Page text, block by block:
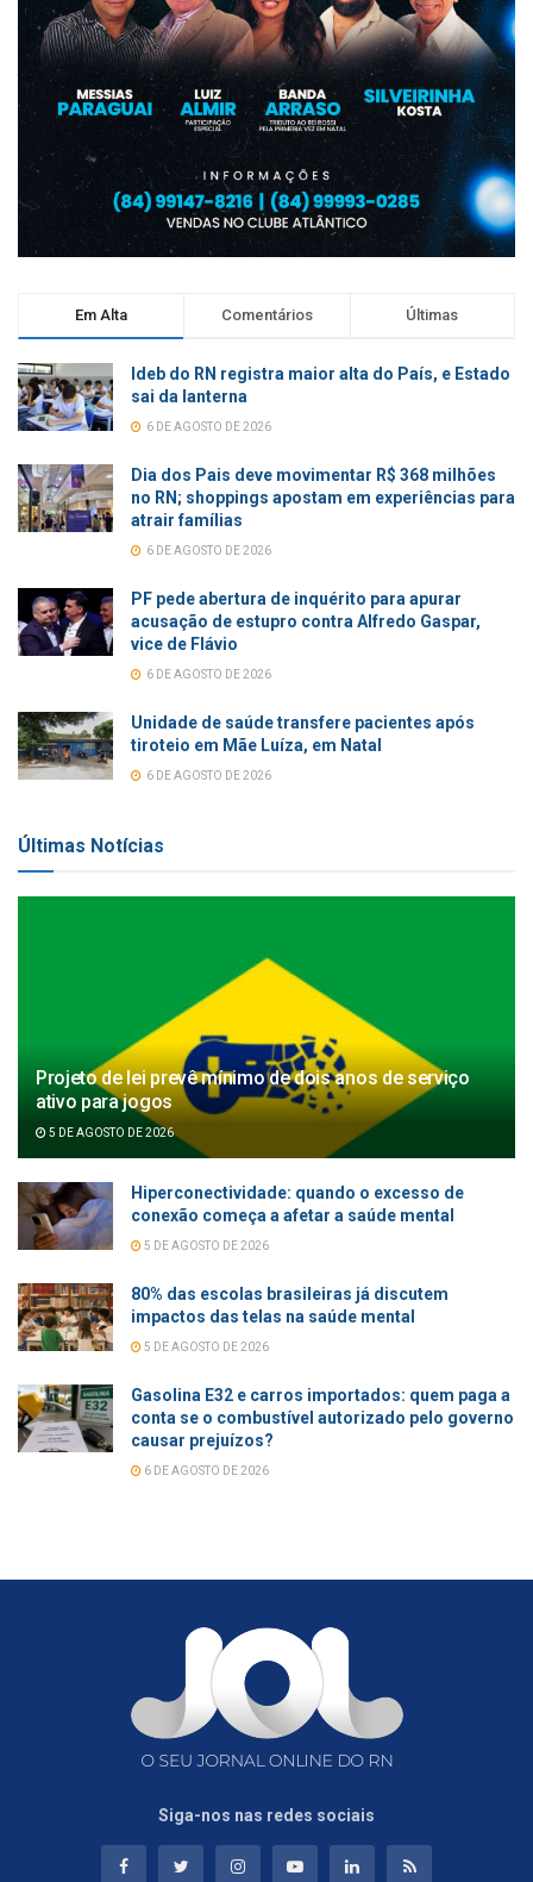
Em Alta Comentários Últimas
Ideb do RN registra maior alta do País, e Estado
sai da lanterna
6 DE AGOSTO DE 2026
Dia dos Pais deve movimentar R$ 368 milhões
no RN; shoppings apostam em experiências para
atrair famílias
6 DE AGOSTO DE 2026
PF pede abertura de inquérito para apurar
acusação de estupro contra Alfredo Gaspar,
vice de Flávio
6 DE AGOSTO DE 2026
Unidade de saúde transfere pacientes após
tiroteio em Mãe Luíza, em Natal
6 DE AGOSTO DE 2026
Últimas Notícias
Projeto de lei prevê mínimo de dois anos de serviço
ativo para jogos
5 DE AGOSTO DE 2026
Hiperconectividade: quando o excesso de
conexão começa a afetar a saúde mental
5 DE AGOSTO DE 2026
80% das escolas brasileiras já discutem
impactos das telas na saúde mental
5 DE AGOSTO DE 2026
Gasolina E32 e carros importados: quem paga a
conta se o combustível autorizado pelo governo
causar prejuízos?
6 DE AGOSTO DE 2026
Siga-nos nas redes sociais